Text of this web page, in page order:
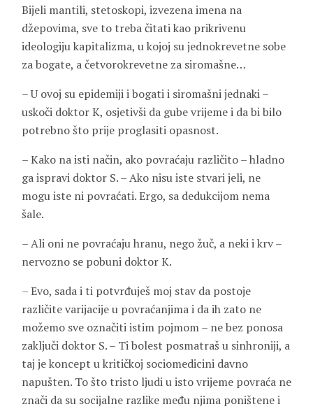
Bijeli mantili, stetoskopi, izvezena imena na
džepovima, sve to treba čitati kao prikrivenu
ideologiju kapitalizma, u kojoj su jednokrevetne sobe
za bogate, a četvorokrevetne za siromašne…
– U ovoj su epidemiji i bogati i siromašni jednaki –
uskoči doktor K, osjetivši da gube vrijeme i da bi bilo
potrebno što prije proglasiti opasnost.
– Kako na isti način, ako povraćaju različito – hladno
ga ispravi doktor S. – Ako nisu iste stvari jeli, ne
mogu iste ni povraćati. Ergo, sa dedukcijom nema
šale.
– Ali oni ne povraćaju hranu, nego žuč, a neki i krv –
nervozno se pobuni doktor K.
– Evo, sada i ti potvrđuješ moj stav da postoje
različite varijacije u povraćanjima i da ih zato ne
možemo sve označiti istim pojmom – ne bez ponosa
zaključi doktor S. – Ti bolest posmatraš u sinhroniji, a
taj je koncept u kritičkoj sociomedicini davno
napušten. To što tristo ljudi u isto vrijeme povraća ne
znači da su socijalne razlike među njima poništene i